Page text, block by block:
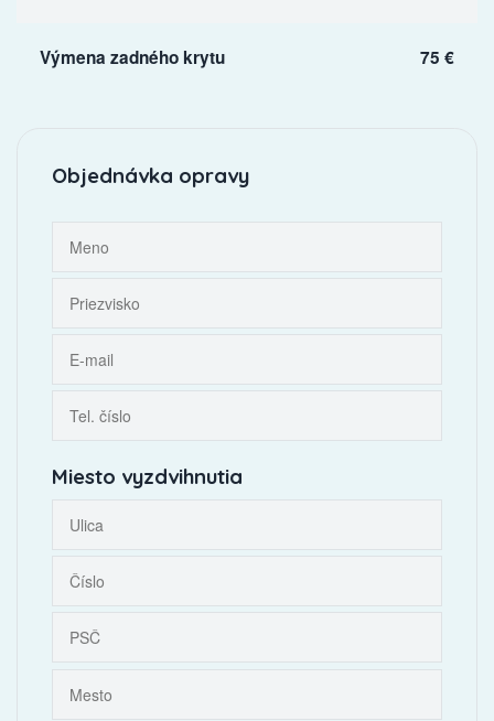
Výmena zadného krytu 75 €
Objednávka opravy
Miesto vyzdvihnutia